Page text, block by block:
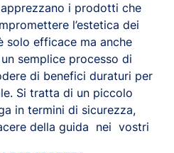
i prodotti che
l’estetica dei
solo efficace ma anche
semplice processo di
di benefici duraturi per
Si tratta di un piccolo
in termini di sicurezza,
della guida nei vostri